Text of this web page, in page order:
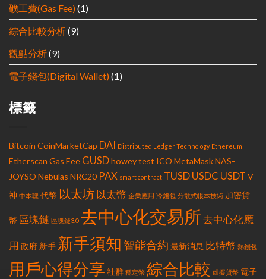
礦工費(Gas Fee) (1)
綜合比較分析(9)
觀點分析(9)
電子錢包(Digital Wallet) (1)
標籤
Bitcoin CoinMarketCap DAI Distributed Ledger Technology Ethereum
Etherscan Gas Fee GUSDhowey test ICO MetaMaskNAS-
JOYSO Nebulas NRC20 PAX smart contract TUSD USDC USDT V
神 中本聰 代幣 以太坊 以太幣 企業應用 冷錢包 分散式帳本技術 加密貨
幣 區塊鏈 區塊鏈3.0 去中心化交易所 去中心化應
用 政府 新手 新手須知 智能合約 最新消息 比特幣 熱錢包
用戶心得分享 社群 穩定幣 綜合比較 虛擬貨幣 電子